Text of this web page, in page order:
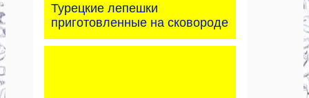
Турецкие лепешки
приготовленные на сковороде